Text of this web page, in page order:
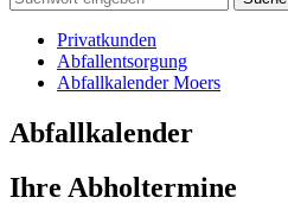
Privatkunden
Abfallentsorgung
Abfallkalender Moers
Abfallkalender
Ihre Abholtermine